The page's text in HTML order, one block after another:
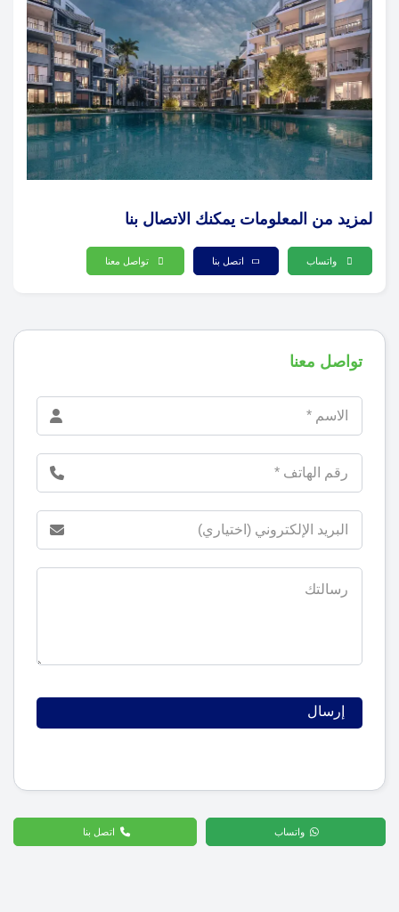
لمزيد من المعلومات يمكنك الاتصال بنا
واتساب اتصل بنا تواصل معنا
تواصل معنا
واتساب اتصل بنا